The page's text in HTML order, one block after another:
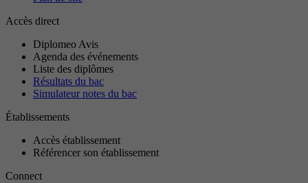
Accès direct
Diplomeo Avis
Agenda des événements
Liste des diplômes
Résultats du bac
Simulateur notes du bac
Établissements
Accès établissement
Référencer son établissement
Connect